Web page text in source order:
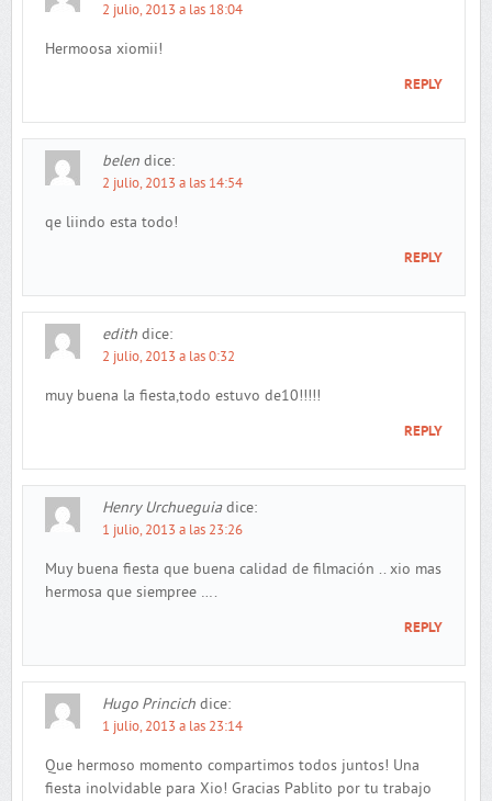
2 julio, 2013 a las 18:04
Hermoosa xiomii!
REPLY
belen dice:
2 julio, 2013 a las 14:54
qe liindo esta todo!
REPLY
edith dice:
2 julio, 2013 a las 0:32
muy buena la fiesta,todo estuvo de10!!!!!
REPLY
Henry Urchueguia dice:
1 julio, 2013 a las 23:26
Muy buena fiesta que buena calidad de filmación .. xio mas
hermosa que siempree ….
REPLY
Hugo Princich dice:
1 julio, 2013 a las 23:14
Que hermoso momento compartimos todos juntos! Una
fiesta inolvidable para Xio! Gracias Pablito por tu trabajo